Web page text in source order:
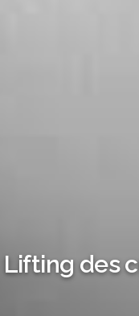
Lifting des